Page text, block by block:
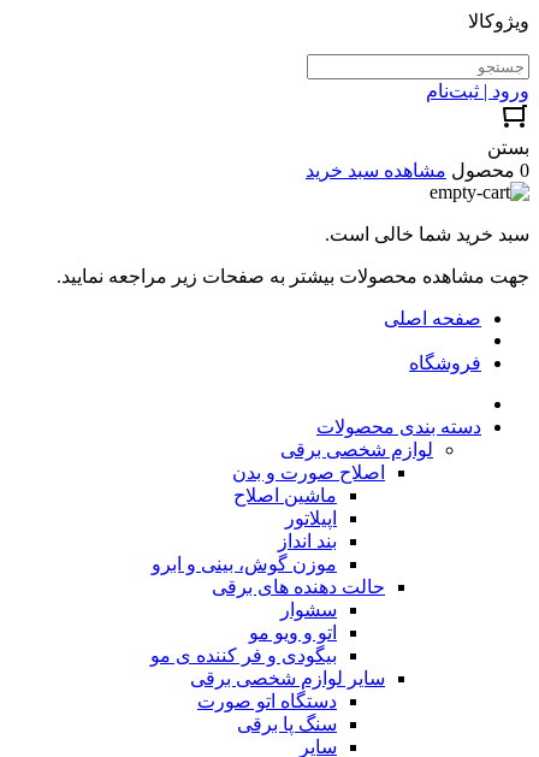
ویژوکالا
ورود | ثبت‌نام
بستن
0 محصول
مشاهده سبد خرید
سبد خرید شما خالی است.
جهت مشاهده محصولات بیشتر به صفحات زیر مراجعه نمایید.
صفحه اصلی
فروشگاه
دسته بندی محصولات
لوازم شخصی برقی
اصلاح صورت و بدن
ماشین اصلاح
اپیلاتور
بند انداز
موزن گوش، بینی و ابرو
حالت دهنده های برقی
سشوار
اتو و ویو مو
بیگودی و فر کننده ی مو
سایر لوازم شخصی برقی
دستگاه اتو صورت
سنگ پا برقی
سایر